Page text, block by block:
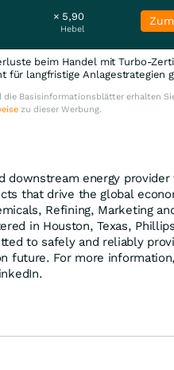
× 5,90
Hebel
beim Handel mit Turbo-
für langfristige Anlagestrategien
Basisinformationsblätter erhalten
zu dieser Werbung.
downstream energy provider
that drive the global
Refining, Marketing
in Houston, Texas,
to safely and reliably
future. For more